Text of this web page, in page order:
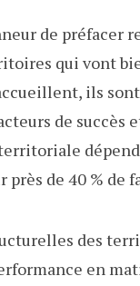
de préfacer
qui vont
ils
de
de 40 % de
des
en